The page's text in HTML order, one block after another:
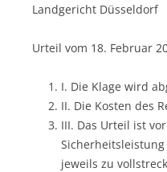
Landgericht Düsseldorf
Urteil vom 18. Februar
I. Die Klage wird
II. Die Kosten des
III. Das Urteil ist
Sicherheitsleistung
jeweils zu